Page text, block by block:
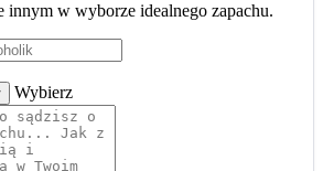
innym w wyborze idealnego zapachu.
Wybierz